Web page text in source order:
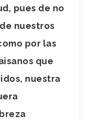
pues de no
nuestros
por las
que
nuestra